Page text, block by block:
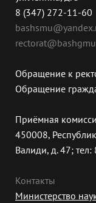
8 (347) 272-11-60
Обращение к
Обращение
Приёмная
450008,
Валиди, д. 47;
Контакты
Министерство